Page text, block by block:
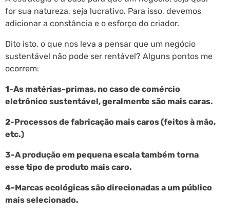
for sua natureza, seja lucrativo. Para isso, devemos
adicionar a constância e o esforço do criador.
Dito isto, o que nos leva a pensar que um negócio
sustentável não pode ser rentável? Alguns pontos me
ocorrem:
1-As matérias-primas, no caso de comércio
eletrônico sustentável, geralmente são mais caras.
2-Processos de fabricação mais caros (feitos à mão,
etc.)
3-A produção em pequena escala também torna
esse tipo de produto mais caro.
4-Marcas ecológicas são direcionadas a um público
mais selecionado.